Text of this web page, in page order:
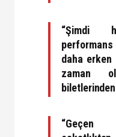
“Şimdi
daha erken
zaman
“Geçen